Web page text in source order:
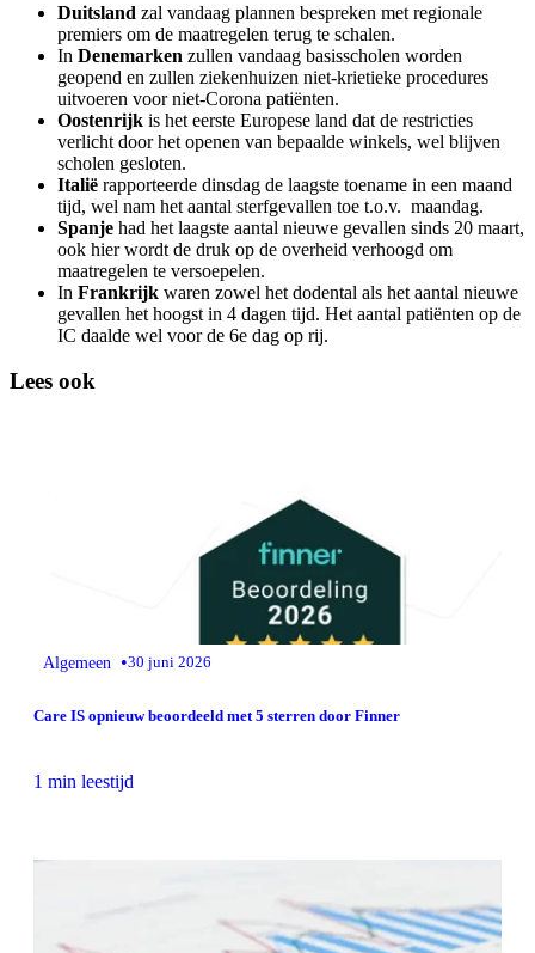
Duitsland zal vandaag plannen bespreken met regionale
premiers om de maatregelen terug te schalen.
In Denemarken zullen vandaag basisscholen worden
geopend en zullen ziekenhuizen niet-krietieke procedures
uitvoeren voor niet-Corona patiënten.
Oostenrijk is het eerste Europese land dat de restricties
verlicht door het openen van bepaalde winkels, wel blijven
scholen gesloten.
Italië rapporteerde dinsdag de laagste toename in een maand
tijd, wel nam het aantal sterfgevallen toe t.o.v. maandag.
Spanje had het laagste aantal nieuwe gevallen sinds 20 maart,
ook hier wordt de druk op de overheid verhoogd om
maatregelen te versoepelen.
In Frankrijk waren zowel het dodental als het aantal nieuwe
gevallen het hoogst in 4 dagen tijd. Het aantal patiënten op de
IC daalde wel voor de 6e dag op rij.
Lees ook
Algemeen •30 juni 2026
Care IS opnieuw beoordeeld met 5 sterren door Finner
1 min leestijd